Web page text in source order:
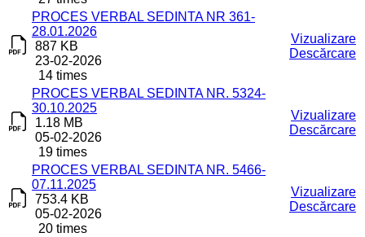
PROCES VERBAL SEDINTA NR 361-
28.01.2026
887 KB
23-02-2026
14 times
Vizualizare
Descărcare
PROCES VERBAL SEDINTA NR. 5324-
30.10.2025
1.18 MB
05-02-2026
19 times
Vizualizare
Descărcare
PROCES VERBAL SEDINTA NR. 5466-
07.11.2025
753.4 KB
05-02-2026
20 times
Vizualizare
Descărcare